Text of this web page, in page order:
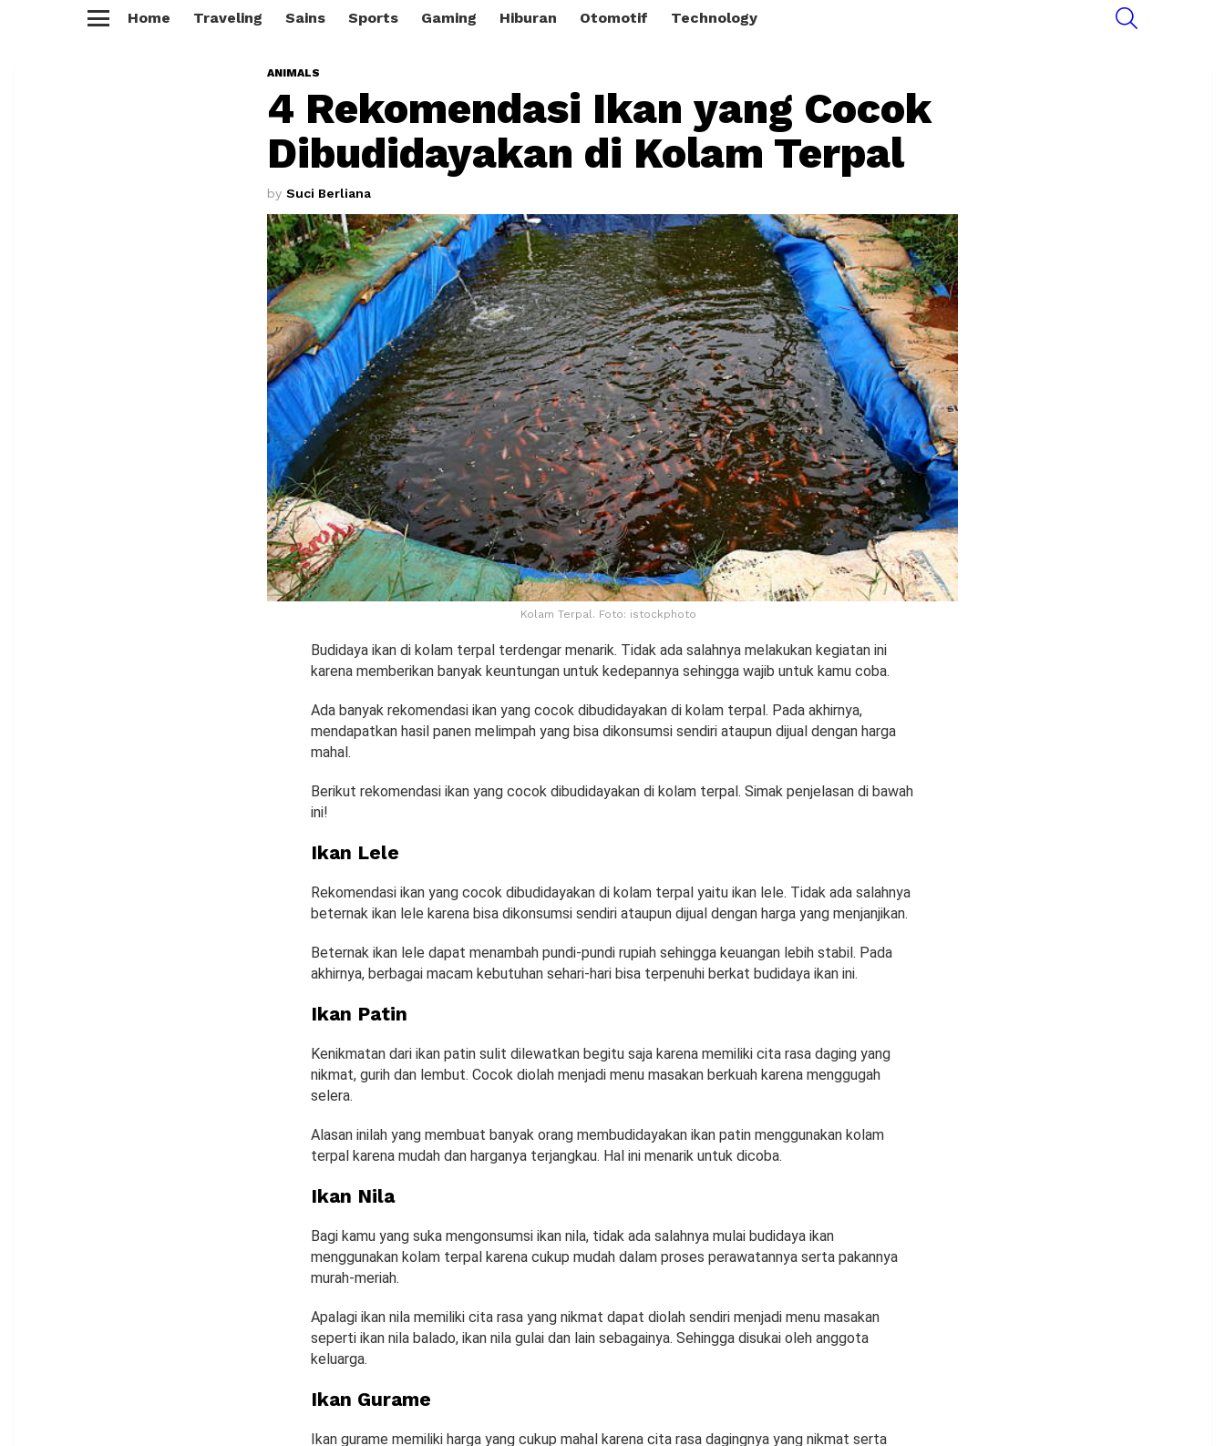
Home Traveling Sains Sports Gaming Hiburan Otomotif Technology
ANIMALS
4 Rekomendasi Ikan yang Cocok
Dibudidayakan di Kolam Terpal
by Suci Berliana
Kolam Terpal. Foto: istockphoto
Budidaya ikan di kolam terpal terdengar menarik. Tidak ada salahnya melakukan kegiatan ini
karena memberikan banyak keuntungan untuk kedepannya sehingga wajib untuk kamu coba.
Ada banyak rekomendasi ikan yang cocok dibudidayakan di kolam terpal. Pada akhirnya,
mendapatkan hasil panen melimpah yang bisa dikonsumsi sendiri ataupun dijual dengan harga
mahal.
Berikut rekomendasi ikan yang cocok dibudidayakan di kolam terpal. Simak penjelasan di bawah
ini!
Ikan Lele
Rekomendasi ikan yang cocok dibudidayakan di kolam terpal yaitu ikan lele. Tidak ada salahnya
beternak ikan lele karena bisa dikonsumsi sendiri ataupun dijual dengan harga yang menjanjikan.
Beternak ikan lele dapat menambah pundi-pundi rupiah sehingga keuangan lebih stabil. Pada
akhirnya, berbagai macam kebutuhan sehari-hari bisa terpenuhi berkat budidaya ikan ini.
Ikan Patin
Kenikmatan dari ikan patin sulit dilewatkan begitu saja karena memiliki cita rasa daging yang
nikmat, gurih dan lembut. Cocok diolah menjadi menu masakan berkuah karena menggugah
selera.
Alasan inilah yang membuat banyak orang membudidayakan ikan patin menggunakan kolam
terpal karena mudah dan harganya terjangkau. Hal ini menarik untuk dicoba.
Ikan Nila
Bagi kamu yang suka mengonsumsi ikan nila, tidak ada salahnya mulai budidaya ikan
menggunakan kolam terpal karena cukup mudah dalam proses perawatannya serta pakannya
murah-meriah.
Apalagi ikan nila memiliki cita rasa yang nikmat dapat diolah sendiri menjadi menu masakan
seperti ikan nila balado, ikan nila gulai dan lain sebagainya. Sehingga disukai oleh anggota
keluarga.
Ikan Gurame
Ikan gurame memiliki harga yang cukup mahal karena cita rasa dagingnya yang nikmat serta